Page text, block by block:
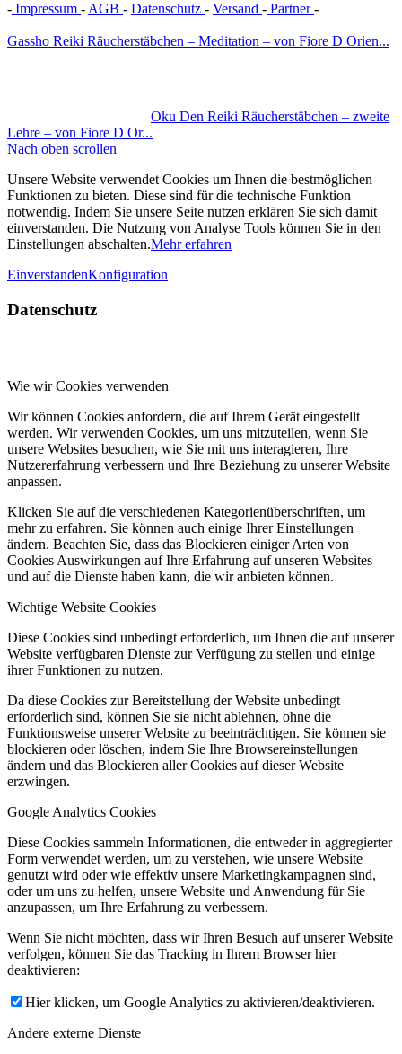
- Impressum - AGB - Datenschutz - Versand - Partner-
Gassho Reiki Räucherstäbchen – Meditation – von Fiore D Orien...
Oku Den Reiki Räucherstäbchen – zweite
Lehre – von Fiore D Or...
Nach oben scrollen
Unsere Website verwendet Cookies um Ihnen die bestmöglichen
Funktionen zu bieten. Diese sind für die technische Funktion
notwendig. Indem Sie unsere Seite nutzen erklären Sie sich damit
einverstanden. Die Nutzung von Analyse Tools können Sie in den
Einstellungen abschalten.Mehr erfahren
EinverstandenKonfiguration
Datenschutz
Wie wir Cookies verwenden
Wir können Cookies anfordern, die auf Ihrem Gerät eingestellt
werden. Wir verwenden Cookies, um uns mitzuteilen, wenn Sie
unsere Websites besuchen, wie Sie mit uns interagieren, Ihre
Nutzererfahrung verbessern und Ihre Beziehung zu unserer Website
anpassen.
Klicken Sie auf die verschiedenen Kategorienüberschriften, um
mehr zu erfahren. Sie können auch einige Ihrer Einstellungen
ändern. Beachten Sie, dass das Blockieren einiger Arten von
Cookies Auswirkungen auf Ihre Erfahrung auf unseren Websites
und auf die Dienste haben kann, die wir anbieten können.
Wichtige Website Cookies
Diese Cookies sind unbedingt erforderlich, um Ihnen die auf unserer
Website verfügbaren Dienste zur Verfügung zu stellen und einige
ihrer Funktionen zu nutzen.
Da diese Cookies zur Bereitstellung der Website unbedingt
erforderlich sind, können Sie sie nicht ablehnen, ohne die
Funktionsweise unserer Website zu beeinträchtigen. Sie können sie
blockieren oder löschen, indem Sie Ihre Browsereinstellungen
ändern und das Blockieren aller Cookies auf dieser Website
erzwingen.
Google Analytics Cookies
Diese Cookies sammeln Informationen, die entweder in aggregierter
Form verwendet werden, um zu verstehen, wie unsere Website
genutzt wird oder wie effektiv unsere Marketingkampagnen sind,
oder um uns zu helfen, unsere Website und Anwendung für Sie
anzupassen, um Ihre Erfahrung zu verbessern.
Wenn Sie nicht möchten, dass wir Ihren Besuch auf unserer Website
verfolgen, können Sie das Tracking in Ihrem Browser hier
deaktivieren:
Hier klicken, um Google Analytics zu aktivieren/deaktivieren.
Andere externe Dienste